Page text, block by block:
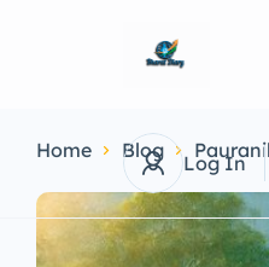
Log In
Home Blog